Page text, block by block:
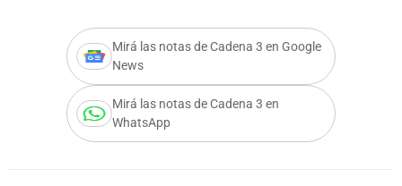
Mirá las notas de Cadena 3 en Google
News
Mirá las notas de Cadena 3 en
WhatsApp
Notas
Mundial 2026
Notas
La Sole en
Cadena 3